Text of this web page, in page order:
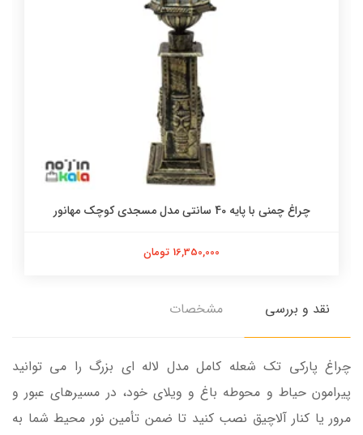
چراغ چمنی با پایه 40 سانتی مدل مسجدی کوچک مهانور
16,350,000 تومان
نقد و بررسی مشخصات
چراغ پارکی تک شعله کامل مدل لاله ای بزرگ را می توانید
پیرامون حیاط و محوطه باغ و ویلای خود، در مسیرهای عبور و
مرور یا کنار آلاچیق نصب کنید تا ضمن تأمین نور محیط شما به